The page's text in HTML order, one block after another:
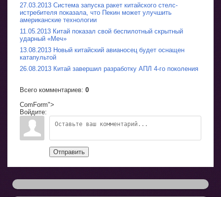
27.03.2013 Система запуска ракет китайского стелс-
истребителя показала, что Пекин может улучшить
американские технологии
11.05.2013 Китай показал свой беспилотный скрытный
ударный «Меч»
13.08.2013 Новый китайский авианосец будет оснащен
катапультой
26.08.2013 Китай завершил разработку АПЛ 4-го поколения
Всего комментариев: 0
ComForm">
Войдите:
Отправить